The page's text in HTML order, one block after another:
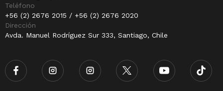
Teléfono
+56 (2) 2676 2015 / +56 (2) 2676 2020
Dirección
Avda. Manuel Rodríguez Sur 333, Santiago, Chile